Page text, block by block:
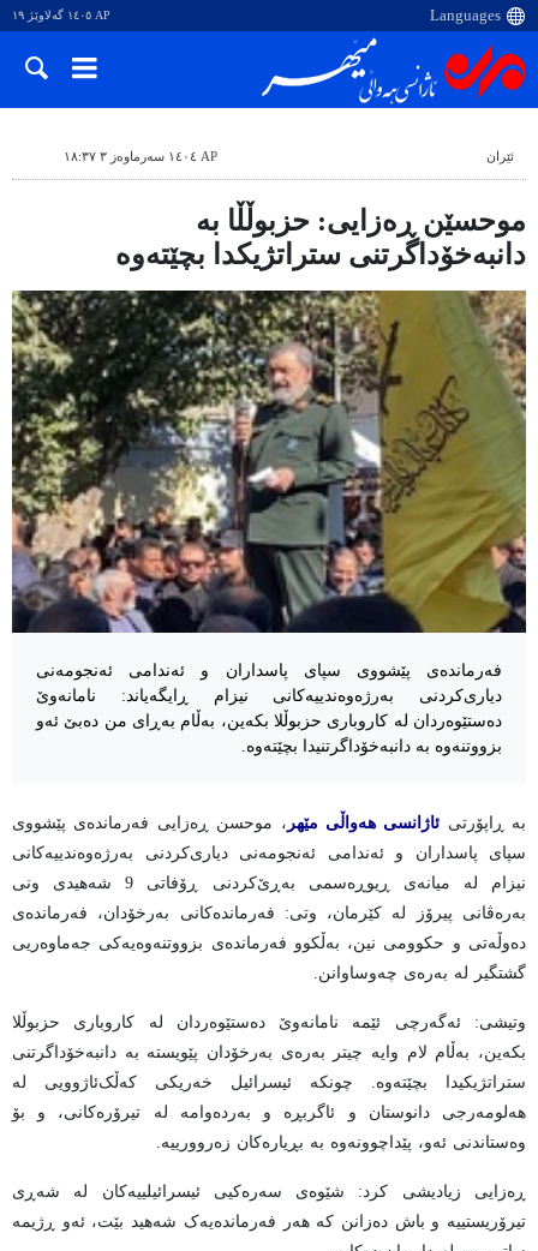
AP ١٤٠٥ گەلاوێژ ١٩
ئێران AP ١٤٠٤ سەرماوەز ٣ ١٨:٣٧
موحسێن ڕەزایی: حزبوڵڵا به
دانبەخۆداگرتنی ستراتژیکدا بچێتەوە
فەرماندەی پێشووی سپای پاسداران و ئەندامی ئەنجومەنی
دیاری‌کردنی بەرژەوەندییەکانی نیزام ڕایگەیاند: نامانەوێ
دەستێوەردان لە کاروباری حزبوڵلا بکەین، بەڵام بەڕای من دەبێ ئەو
بزووتنەوە بە دانبەخۆداگرتنیدا بچێتەوە.
بە ڕاپۆرتی ئاژانسی هەواڵی مێهر ، موحسن ڕەزایی فەرماندەی پێشووی
سپای پاسداران و ئەندامی ئەنجومەنی دیاری‌کردنی بەرژەوەندییەکانی
نیزام لە میانەی ڕیوڕەسمی بەڕێ‌کردنی ڕۆفاتی 9 شەهیدی ونی
بەرەڤانی پیرۆز لە کێرمان، وتی: فەرماندەکانی بەرخۆدان، فەرماندەی
دەوڵەتی و حکوومی نین، بەڵکوو فەرماندەی بزووتنەوەیەکی جەماوەریی
گشتگیر لە بەرەی چەوساوانن.
وتیشی: ئەگەرچی ئێمە نامانەوێ دەستێوەردان لە کاروباری حزبوڵلا
بکەین، بەڵام لام وایە چیتر بەرەی بەرخۆدان پێویستە بە دانبەخۆداگرتنی
ستراتژیکیدا بچێتەوە. چونکە ئیسرائیل خەریکی کەڵک‌ئاژوویی لە
هەلومەرجی دانوستان و ئاگربڕە و بەردەوامە لە تیرۆرەکانی، و بۆ
وەستاندنی ئەو، پێداچوونەوە بە بڕیارەکان زەروورییە.
ڕەزایی زیادیشی کرد: شێوەی سەرەکیی ئیسرائیلییەکان لە شەڕی
تیرۆریستییە و باش دەزانن کە هەر فەرماندەیەک شەهید بێت، ئەو ڕژیمە